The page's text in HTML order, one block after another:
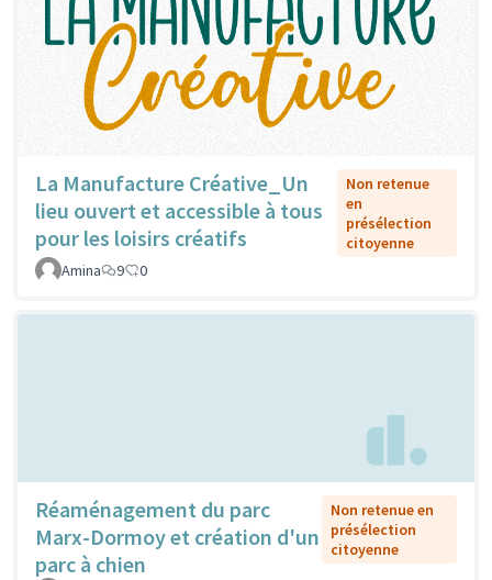
La Manufacture Créative_Un
lieu ouvert et accessible à tous
pour les loisirs créatifs
Non retenue
en
présélection
citoyenne
Amina
9 0
Réaménagement du parc
Marx-Dormoy et création d'un
parc à chien
Non retenue en
présélection
citoyenne